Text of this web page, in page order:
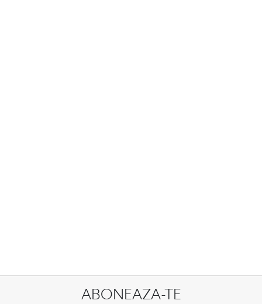
ABONEAZA-TE